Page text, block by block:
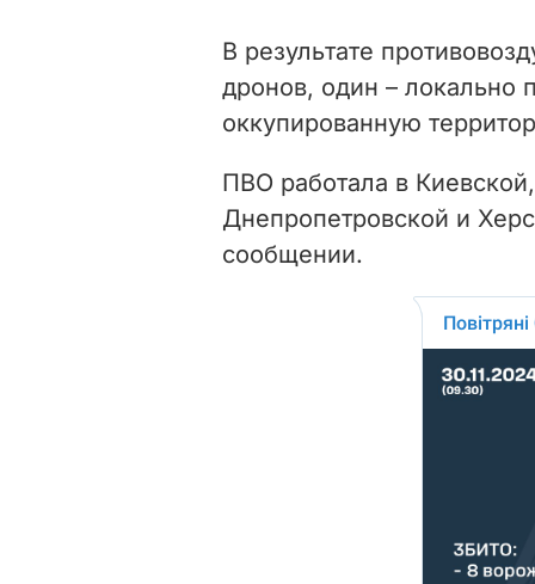
В результате
дронов, один – локально
оккупированную
ПВО работала в
Днепропетровской и
сообщении.